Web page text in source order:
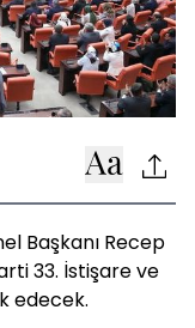
Başkanı Recep
33. İstişare ve
edecek.